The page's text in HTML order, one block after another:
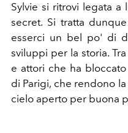
Sylvie si ritrovi legata a
secret. Si tratta
esserci un bel po' di
sviluppi per la storia. Tra l
e attori che ha
di Parigi, che rendono
cielo aperto per buona